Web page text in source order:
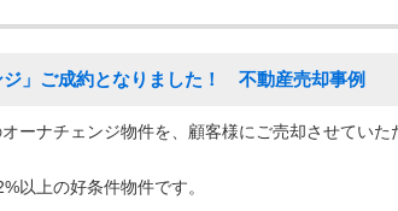
」ご成約となりました！ 不動産売却事例
ーナチェンジ物件を、顧客様にご売却させていた
以上の好条件物件です。